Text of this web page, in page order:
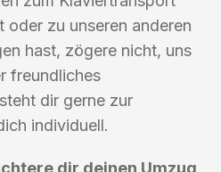
oder zu unseren anderen
hast, zögere nicht, uns
freundliches
dir gerne zur
individuell.
dir deinen Umzug